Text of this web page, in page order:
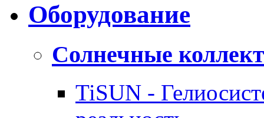
Оборудование
Солнечные
TiSUN -